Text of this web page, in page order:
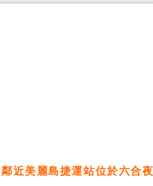
近美麗島捷運站位於六合